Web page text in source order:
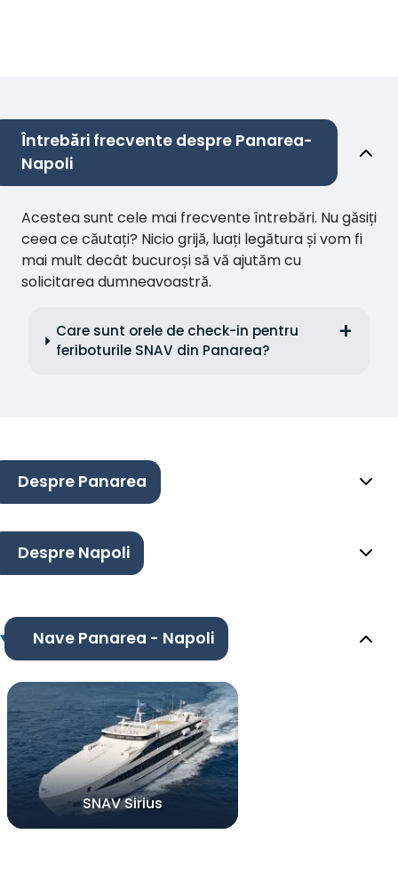
Întrebări frecvente despre Panarea-
Napoli
Acestea sunt cele mai frecvente întrebări. Nu găsiți
ceea ce căutați? Nicio grijă, luați legătura și vom fi
mai mult decât bucuroși să vă ajutăm cu
solicitarea dumneavoastră.
Care sunt orele de check-in pentru
feriboturile SNAV din Panarea?
Despre Panarea
Despre Napoli
Nave Panarea - Napoli
SNAV Sirius